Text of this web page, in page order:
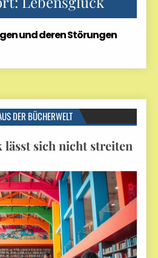
und deren Störungen
DER BÜCHERWELT
lässt sich nicht streiten